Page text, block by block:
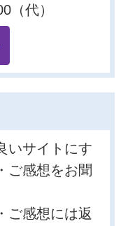
（代）
いサイトにす
ご感想をお聞
ご感想には返